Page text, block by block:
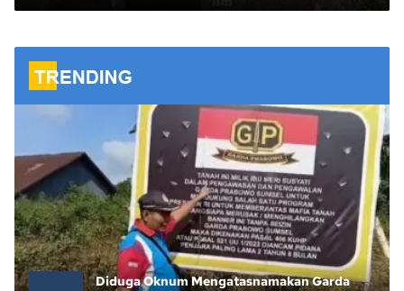
Diduga Oknum Mengatasnamakan Garda